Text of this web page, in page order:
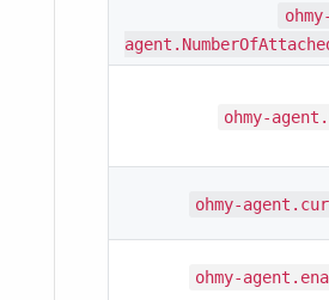
ohmy-
ohmy-
ohmy-
ohmy-